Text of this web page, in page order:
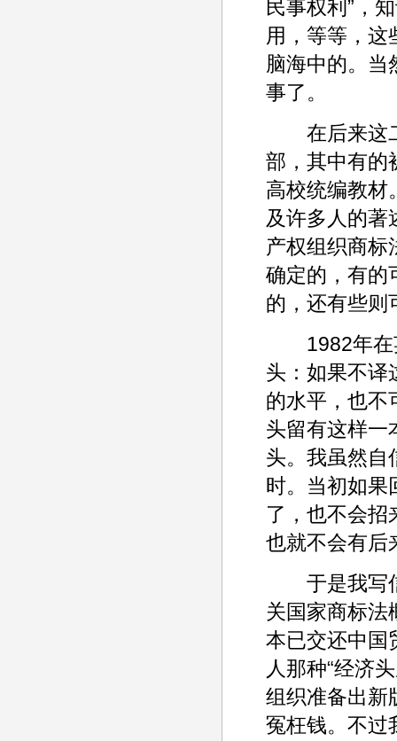
民事权利”，
用，等等，这
脑海中的。当
事了。
在后来这二
部，其中有的
高校统编教材
及许多人的著
产权组织商标
确定的，有的
的，还有些则
1982年在英
头：如果不译
的水平，也不
头留有这样一
头。我虽然自
时。当初如果
了，也不会招
也就不会有后
于是我写信
关国家商标法
本已交还中国
人那种“经济
组织准备出新
冤枉钱。不过